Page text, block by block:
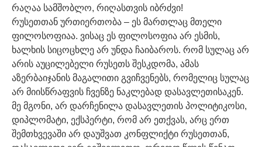
რაღაა სამშობლო, რიღასთვის იბრძვი!
რუსეთთან ურთიერთობა – ეს მართლაც მთელი
ფილოსოფიაა. ვისაც ეს ფილოსოფია არ ესმის,
ხალხის სიცოცხლე არ უნდა ჩაიბაროს. რომ სულაც არ
არის აუცილებელი რუსეთს შესკდომა, ამას
აზერბაიჯანის მაგალითი გვიჩვენებს, რომელიც სულაც
არ მიისწრაფვის ჩვენზე ნაკლებად დასავლეთისაკენ.
მე მგონი, არ დარჩენილა დასავლეთის პოლიტიკოსი,
დიპლომატი, ექსპერტი, რომ არ ეთქვას, არც ერთ
შემთხვევაში არ დაუშვათ კონფლიქტი რუსეთთან,